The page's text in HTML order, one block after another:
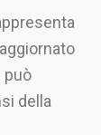
può
della